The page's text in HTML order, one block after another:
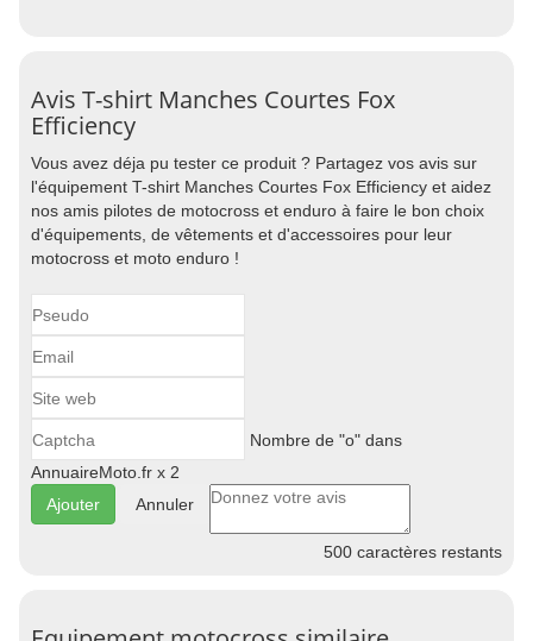
Avis T-shirt Manches Courtes Fox
Efficiency
Vous avez déja pu tester ce produit ? Partagez vos avis sur
l'équipement T-shirt Manches Courtes Fox Efficiency et aidez
nos amis pilotes de motocross et enduro à faire le bon choix
d'équipements, de vêtements et d'accessoires pour leur
motocross et moto enduro !
Nombre de "o" dans
AnnuaireMoto.fr x 2
Annuler
500 caractères restants